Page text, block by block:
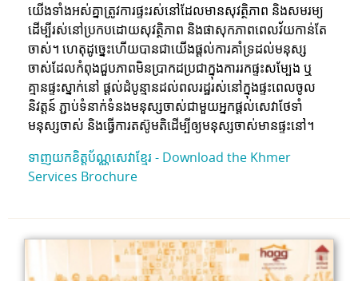
យើង​ទាំង​អស់​គ្នា​ត្រូវ​ការ​ផ្ទះ​រស់​នៅ​ដែល​មាន​សុវត្ថិភាព និង​សមរម្យ
ដើម្បី​រស់​នៅ​ប្រកប​ដោយ​សុវត្ថិភាព និង​ផាសុកភាព​ពេល​វ័យ​កាន់​តែ​
ចាស់។ ហេតុ​ដូច្នេះ​ហើយ​បាន​ជា​យើង​ផ្តល់​ការ​គាំ​ទ្រ​ដល់​មនុស្ស​
ចាស់​ដែល​កំពុង​ជួប​ភាព​មិន​ប្រាកដ​ប្រជា​ក្នុង​ការ​រក​ផ្ទះ​សម្បែង​ ឬ​
គ្មាន​ផ្ទះ​ស្នាក់​នៅ ផ្តល់​ដំបូន្មាន​ដល់​ពលរដ្ឋ​រស់​នៅ​ក្នុង​ផ្ទះ​ពេល​ចូល​
និវត្តន៍​ ភ្ជាប់​ទំនាក់​ទំនង​មនុស្ស​ចាស់​ជាមួយ​អ្នក​ផ្តល់​សេវា​ថែ​ទាំ​
មនុស្ស​ចាស់​ និង​ធ្វើ​ការ​តស៊ូ​មតិ​ដើម្បី​ឲ្យ​មនុស្ស​ចាស់​មាន​ផ្ទះនៅ។
ទាញយកខិត្តប័ណ្ណសេវាខ្មែរ - Download the Khmer
Services Brochure